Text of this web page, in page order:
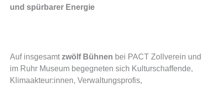
und spürbarer Energie
Auf ins­ge­samt zwölf Büh­nen bei PACT Zoll­ver­ein und
im Ruhr Muse­um begeg­ne­ten sich Kul­tur­schaf­fen­de,
Klimaakteur:innen, Ver­wal­tungs­pro­fis,